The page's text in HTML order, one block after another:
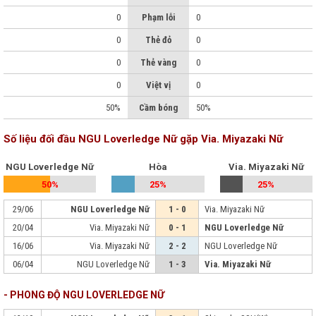
0 Phạm lỗi 0
0 Thẻ đỏ 0
0 Thẻ vàng 0
0 Việt vị 0
50% Cầm bóng 50%
Số liệu đối đầu NGU Loverledge Nữ gặp Via. Miyazaki Nữ
NGU Loverledge Nữ
50%
Hòa
25%
Via. Miyazaki Nữ
25%
29/06 NGU Loverledge Nữ 1 - 0
Via. Miyazaki Nữ
20/04
Via. Miyazaki Nữ 0 - 1
NGU Loverledge Nữ
16/06
Via. Miyazaki Nữ 2 - 2
NGU Loverledge Nữ
06/04
NGU Loverledge Nữ 1 - 3 Via. Miyazaki Nữ
- PHONG ĐỘ NGU LOVERLEDGE NỮ